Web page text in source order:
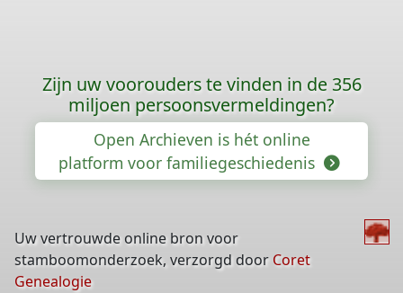
Zijn uw voorouders te vinden in de 356
miljoen persoonsvermeldingen?
Open Archieven is hét online
platform voor familiegeschiedenis
Uw vertrouwde online bron voor
stamboomonderzoek, verzorgd door Coret
Genealogie